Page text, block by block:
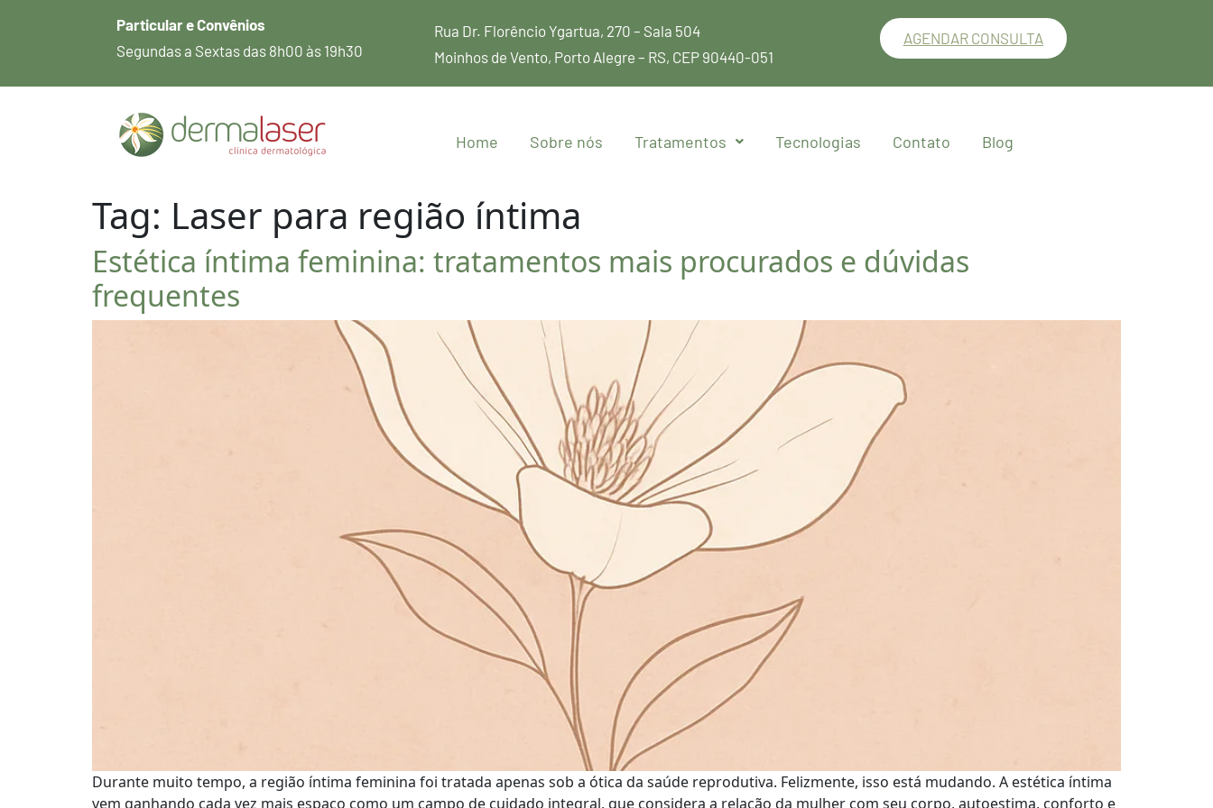
Particular e Convênios
Segundas a Sextas das 8h00 às 19h30
Rua Dr. Florêncio Ygartua, 270 – Sala 504
Moinhos de Vento, Porto Alegre – RS, CEP 90440-051
AGENDAR CONSULTA
Home Sobre nós Tratamentos Tecnologias Contato Blog
Tag: Laser para região íntima
Estética íntima feminina: tratamentos mais procurados e dúvidas
frequentes
Durante muito tempo, a região íntima feminina foi tratada apenas sob a ótica da saúde reprodutiva. Felizmente, isso está mudando. A estética íntima
vem ganhando cada vez mais espaço como um campo de cuidado integral, que considera a relação da mulher com seu corpo, autoestima, conforto e